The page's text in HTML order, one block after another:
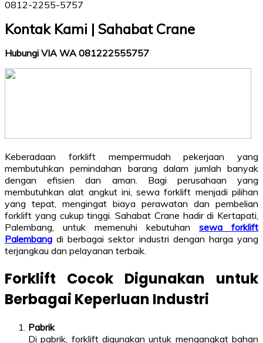
Kontak Kami | Sahabat Crane
Hubungi VIA WA 081222555757
Keberadaan forklift mempermudah pekerjaan yang
membutuhkan pemindahan barang dalam jumlah banyak
dengan efisien dan aman. Bagi perusahaan yang
membutuhkan alat angkut ini, sewa forklift menjadi pilihan
yang tepat, mengingat biaya perawatan dan pembelian
forklift yang cukup tinggi. Sahabat Crane hadir di Kertapati,
Palembang, untuk memenuhi kebutuhan sewa forklift
Palembang di berbagai sektor industri dengan harga yang
terjangkau dan pelayanan terbaik.
Forklift Cocok Digunakan untuk
Berbagai Keperluan Industri
Pabrik
Di pabrik, forklift digunakan untuk mengangkat bahan